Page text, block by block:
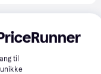
til